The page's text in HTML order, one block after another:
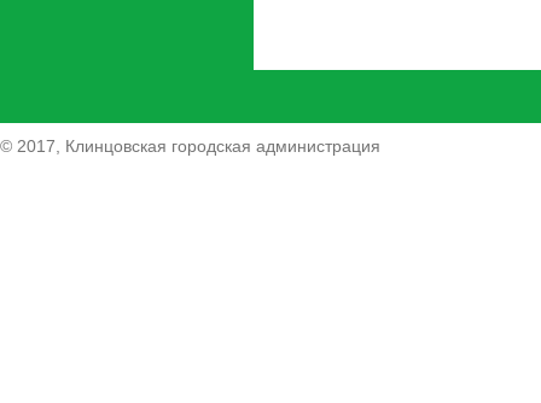
© 2017, Клинцовская городская администрация